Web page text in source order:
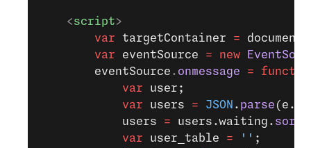
    <
script>
        var
targetContainer = document
        var
eventSource = new
        eventSource
. onmessage =
            var
user;
            var
users = JSON . parse
            users
= users.waiting. sort
            var
user_table = '' ;